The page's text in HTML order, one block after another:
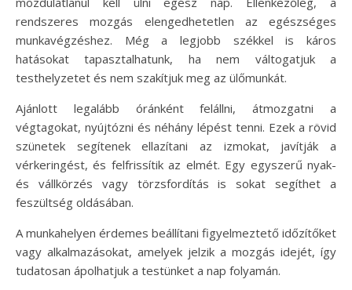
rendszeres mozgás elengedhetetlen az egészséges
munkavégzéshez. Még a legjobb székkel is káros
hatásokat tapasztalhatunk, ha nem váltogatjuk a
testhelyzetet és nem szakítjuk meg az ülőmunkát.
Ajánlott legalább óránként felállni, átmozgatni a
végtagokat, nyújtózni és néhány lépést tenni. Ezek a rövid
szünetek segítenek ellazítani az izmokat, javítják a
vérkeringést, és felfrissítik az elmét. Egy egyszerű nyak-
és vállkörzés vagy törzsfordítás is sokat segíthet a
feszültség oldásában.
A munkahelyen érdemes beállítani figyelmeztető időzítőket
vagy alkalmazásokat, amelyek jelzik a mozgás idejét, így
tudatosan ápolhatjuk a testünket a nap folyamán.